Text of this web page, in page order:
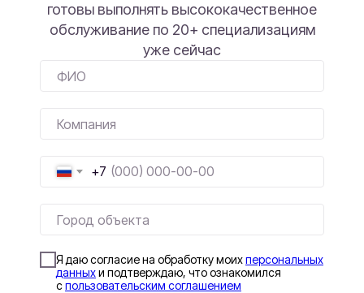
готовы выполнять высококачественное
обслуживание по 20+ специализациям
уже сейчас
+7
Я даю согласие на обработку моихперсональных
данныхи подтверждаю, что ознакомился
спользовательским соглашением